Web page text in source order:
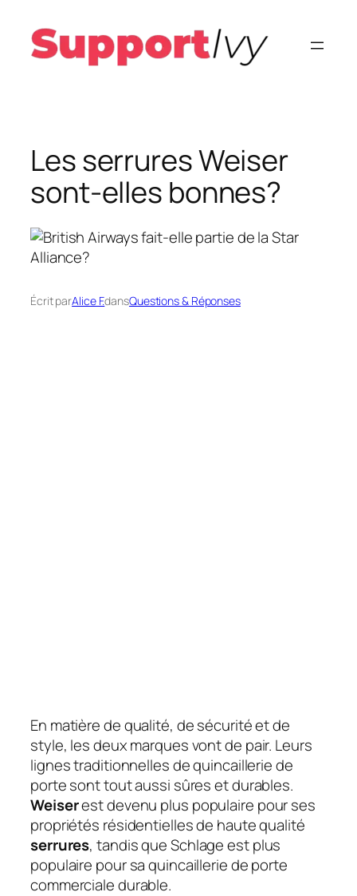
contenu
Les serrures Weiser
sont-elles bonnes?
Écrit parAlice F.dansQuestions & Réponses
En matière de qualité, de sécurité et de
style, les deux marques vont de pair. Leurs
lignes traditionnelles de quincaillerie de
porte sont tout aussi sûres et durables.
Weiserest devenu plus populaire pour ses
propriétés résidentielles de haute qualité
serrures, tandis que Schlage est plus
populaire pour sa quincaillerie de porte
commerciale durable.